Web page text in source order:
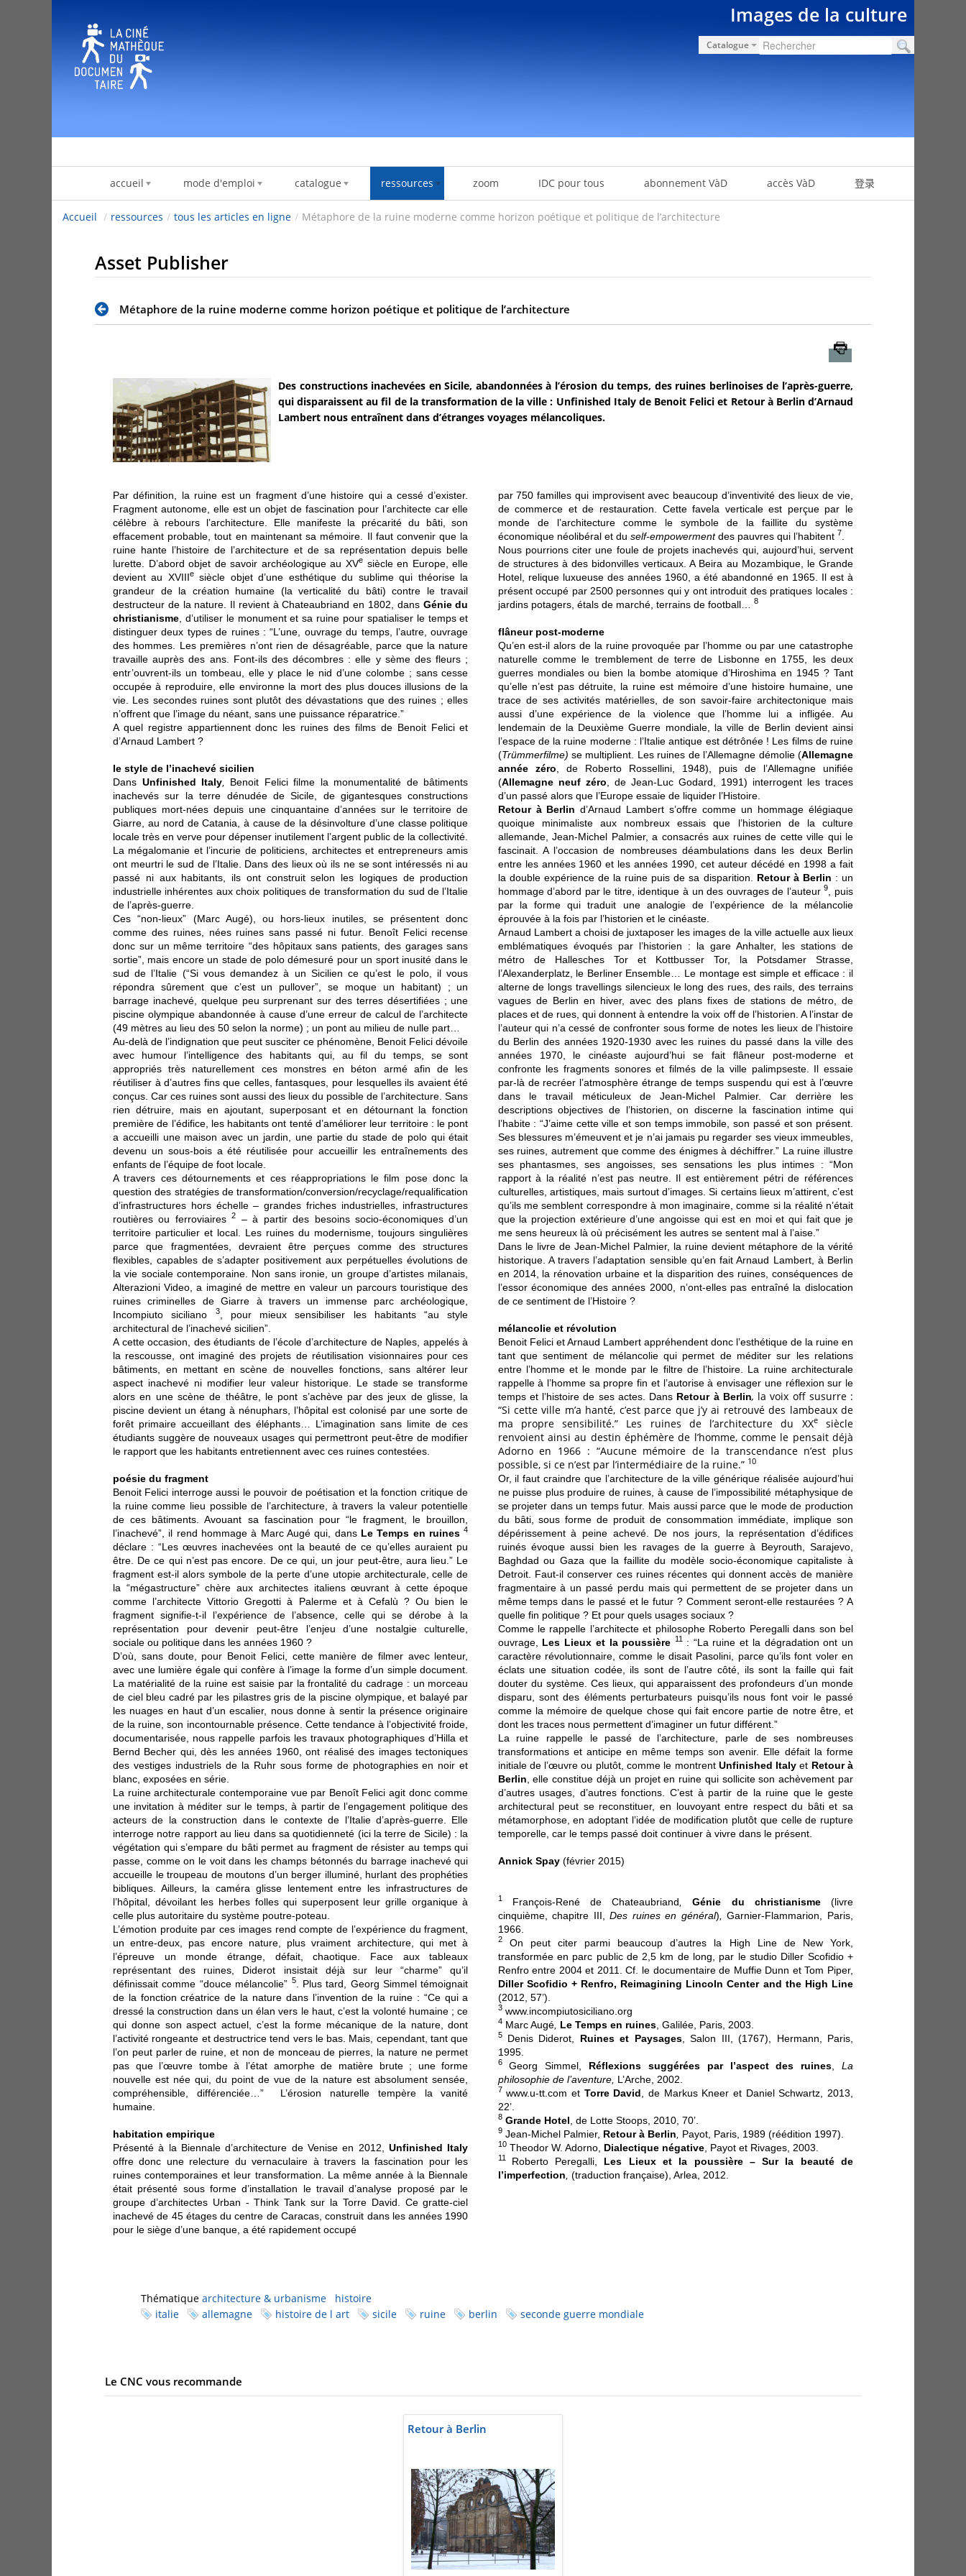
Images de la culture
Catalogue
accueil mode d'emploi catalogue ressources zoom IDC pour tous abonnement VàD accès VàD 登录
Accueil / ressources / tous les articles en ligne / Métaphore de la ruine moderne comme horizon poétique et politique de l’architecture
Asset Publisher
Métaphore de la ruine moderne comme horizon poétique et politique de l’architecture
Des constructions inachevées en Sicile, abandonnées à l’érosion du temps, des ruines berlinoises de l’après-guerre,
qui disparaissent au fil de la transformation de la ville : Unfinished Italy de Benoit Felici et Retour à Berlin d’Arnaud
Lambert nous entraînent dans d’étranges voyages mélancoliques.
Par définition, la ruine est un fragment d’une histoire qui a cessé d’exister.
Fragment autonome, elle est un objet de fascination pour l’architecte car elle
célèbre à rebours l’architecture. Elle manifeste la précarité du bâti, son
effacement probable, tout en maintenant sa mémoire. Il faut convenir que la
ruine hante l’histoire de l’architecture et de sa représentation depuis belle
lurette. D’abord objet de savoir archéologique au XVe siècle en Europe, elle
devient au XVIIIesiècle objet d’une esthétique du sublime qui théorise la
grandeur de la création humaine (la verticalité du bâti) contre le travail
destructeur de la nature. Il revient à Chateaubriand en 1802, dans Génie du
christianisme , d’utiliser le monument et sa ruine pour spatialiser le temps et
distinguer deux types de ruines : “L’une, ouvrage du temps, l’autre, ouvrage
des hommes. Les premières n’ont rien de désagréable, parce que la nature
travaille auprès des ans. Font-ils des décombres : elle y sème des fleurs ;
entr’ouvrent-ils un tombeau, elle y place le nid d’une colombe ; sans cesse
occupée à reproduire, elle environne la mort des plus douces illusions de la
vie. Les secondes ruines sont plutôt des dévastations que des ruines ; elles
n’offrent que l’image du néant, sans une puissance réparatrice.”
A quel registre appartiennent donc les ruines des films de Benoit Felici et
d’Arnaud Lambert ?
le style de l’inachevé sicilien
Dans Unfinished Italy
Benoit Felici filme la monumentalité de bâtiments
inachevés sur la terre dénudée de Sicile, de gigantesques constructions
publiques mort-nées depuis une cinquantaine d’années sur le territoire de
Giarre, au nord de Catania, à cause de la désinvolture d’une classe politique
locale très en verve pour dépenser inutilement l’argent public de la collectivité.
La mégalomanie et l’incurie de politiciens, architectes et entrepreneurs amis
ont meurtri le sud de l’Italie. Dans des lieux où ils ne se sont intéressés ni au
passé ni aux habitants, ils ont construit selon les logiques de production
industrielle inhérentes aux choix politiques de transformation du sud de l’Italie
de l’après-guerre.
Ces “non-lieux” (Marc Augé), ou hors-lieux inutiles, se présentent donc
comme des ruines, nées ruines sans passé ni futur. Benoît Felici recense
donc sur un même territoire “des hôpitaux sans patients, des garages sans
sortie”, mais encore un stade de polo démesuré pour un sport inusité dans le
sud de l’Italie (“Si vous demandez à un Sicilien ce qu’est le polo, il vous
répondra sûrement que c’est un pullover”, se moque un habitant) ; un
barrage inachevé, quelque peu surprenant sur des terres désertifiées ; une
piscine olympique abandonnée à cause d’une erreur de calcul de l’architecte
(49 mètres au lieu des 50 selon la norme) ; un pont au milieu de nulle part…
Au-delà de l’indignation que peut susciter ce phénomène, Benoit Felici dévoile
avec humour l’intelligence des habitants qui, au fil du temps, se sont
appropriés très naturellement ces monstres en béton armé afin de les
réutiliser à d’autres fins que celles, fantasques, pour lesquelles ils avaient été
conçus. Car ces ruines sont aussi des lieux du possible de l’architecture. Sans
rien détruire, mais en ajoutant, superposant et en détournant la fonction
première de l’édifice, les habitants ont tenté d’améliorer leur territoire : le pont
a accueilli une maison avec un jardin, une partie du stade de polo qui était
devenu un sous-bois a été réutilisée pour accueillir les entraînements des
enfants de l’équipe de foot locale.
A travers ces détournements et ces réappropriations le film pose donc la
question des stratégies de transformation/conversion/recyclage/requalification
d’infrastructures hors échelle – grandes friches industrielles, infrastructures
routières ou ferroviaires2
– à partir des besoins socio-économiques d’un
territoire particulier et local. Les ruines du modernisme, toujours singulières
parce que fragmentées, devraient être perçues comme des structures
flexibles, capables de s’adapter positivement aux perpétuelles évolutions de
la vie sociale contemporaine. Non sans ironie, un groupe d’artistes milanais,
Alterazioni Video, a imaginé de mettre en valeur un parcours touristique des
ruines criminelles de Giarre à travers un immense parc archéologique,
Incompiuto siciliano
3, pour mieux sensibiliser les habitants “au style
architectural de l’inachevé sicilien”.
A cette occasion, des étudiants de l’école d’architecture de Naples, appelés à
la rescousse, ont imaginé des projets de réutilisation visionnaires pour ces
bâtiments, en mettant en scène de nouvelles fonctions, sans altérer leur
aspect inachevé ni modifier leur valeur historique. Le stade se transforme
alors en une scène de théâtre, le pont s’achève par des jeux de glisse, la
piscine devient un étang à nénuphars, l’hôpital est colonisé par une sorte de
forêt primaire accueillant des éléphants… L’imagination sans limite de ces
étudiants suggère de nouveaux usages qui permettront peut-être de modifier
le rapport que les habitants entretiennent avec ces ruines contestées.
poésie du fragment
Benoit Felici interroge aussi le pouvoir de poétisation et la fonction critique de
la ruine comme lieu possible de l’architecture, à travers la valeur potentielle
de ces bâtiments. Avouant sa fascination pour “le fragment, le brouillon,
l’inachevé”, il rend hommage à Marc Augé qui, dans Le Temps en ruines 4
déclare : “Les œuvres inachevées ont la beauté de ce qu’elles auraient pu
être. De ce qui n’est pas encore. De ce qui, un jour peut-être, aura lieu.” Le
fragment est-il alors symbole de la perte d’une utopie architecturale, celle de
la “mégastructure” chère aux architectes italiens œuvrant à cette époque
comme l’architecte Vittorio Gregotti à Palerme et à Cefalù ? Ou bien le
fragment signifie-t-il l’expérience de l’absence, celle qui se dérobe à la
représentation pour devenir peut-être l’enjeu d’une nostalgie culturelle,
sociale ou politique dans les années 1960 ?
D’où, sans doute, pour Benoit Felici, cette manière de filmer avec lenteur,
avec une lumière égale qui confère à l’image la forme d’un simple document.
La matérialité de la ruine est saisie par la frontalité du cadrage : un morceau
de ciel bleu cadré par les pilastres gris de la piscine olympique, et balayé par
les nuages en haut d’un escalier, nous donne à sentir la présence originaire
de la ruine, son incontournable présence. Cette tendance à l’objectivité froide,
documentarisée, nous rappelle parfois les travaux photographiques d’Hilla et
Bernd Becher qui, dès les années 1960, ont réalisé des images tectoniques
des vestiges industriels de la Ruhr sous forme de photographies en noir et
blanc, exposées en série.
La ruine architecturale contemporaine vue par Benoît Felici agit donc comme
une invitation à méditer sur le temps, à partir de l’engagement politique des
acteurs de la construction dans le contexte de l’Italie d’après-guerre. Elle
interroge notre rapport au lieu dans sa quotidienneté (ici la terre de Sicile) : la
végétation qui s’empare du bâti permet au fragment de résister au temps qui
passe, comme on le voit dans les champs bétonnés du barrage inachevé qui
accueille le troupeau de moutons d’un berger illuminé, hurlant des prophéties
bibliques. Ailleurs, la caméra glisse lentement entre les infrastructures de
l’hôpital, dévoilant les herbes folles qui superposent leur grille organique à
celle plus autoritaire du système poutre-poteau.
L’émotion produite par ces images rend compte de l’expérience du fragment,
un entre-deux, pas encore nature, plus vraiment architecture, qui met à
l’épreuve un monde étrange, défait, chaotique. Face aux tableaux
représentant des ruines, Diderot insistait déjà sur leur “charme” qu’il
définissait comme “douce mélancolie” 5. Plus tard, Georg Simmel témoignait
de la fonction créatrice de la nature dans l’invention de la ruine : “Ce qui a
dressé la construction dans un élan vers le haut, c’est la volonté humaine ; ce
qui donne son aspect actuel, c’est la forme mécanique de la nature, dont
l’activité rongeante et destructrice tend vers le bas. Mais, cependant, tant que
l’on peut parler de ruine, et non de monceau de pierres, la nature ne permet
pas que l’œuvre tombe à l’état amorphe de matière brute ; une forme
nouvelle est née qui, du point de vue de la nature est absolument sensée,
compréhensible, différenciée…” L’érosion naturelle tempère la vanité
humaine.
habitation empirique
Présenté à la Biennale d’architecture de Venise en 2012,Unfinished Italy
offre donc une relecture du vernaculaire à travers la fascination pour les
ruines contemporaines et leur transformation. La même année à la Biennale
était présenté sous forme d’installation le travail d’analyse proposé par le
groupe d’architectes Urban - Think Tank sur la Torre David. Ce gratte-ciel
inachevé de 45 étages du centre de Caracas, construit dans les années 1990
pour le siège d’une banque, a été rapidement occupé
par 750 familles qui improvisent avec beaucoup d’inventivité des lieux de vie,
de commerce et de restauration. Cette favela verticale est perçue par le
monde de l’architecture comme le symbole de la faillite du système
économique néolibéral et du self-empowermentdes pauvres qui l’habitent 7
Nous pourrions citer une foule de projets inachevés qui, aujourd’hui, servent
de structures à des bidonvilles verticaux. A Beira au Mozambique, le Grande
Hotel, relique luxueuse des années 1960, a été abandonné en 1965. Il est à
présent occupé par 2500 personnes qui y ont introduit des pratiques locales :
jardins potagers, étals de marché, terrains de football…
8
flâneur post-moderne
Qu’en est-il alors de la ruine provoquée par l’homme ou par une catastrophe
naturelle comme le tremblement de terre de Lisbonne en 1755, les deux
guerres mondiales ou bien la bombe atomique d’Hiroshima en 1945 ? Tant
qu’elle n’est pas détruite, la ruine est mémoire d’une histoire humaine, une
trace de ses activités matérielles, de son savoir-faire architectonique mais
aussi d’une expérience de la violence que l’homme lui a infligée. Au
lendemain de la Deuxième Guerre mondiale, la ville de Berlin devient ainsi
l’espace de la ruine moderne : l’Italie antique est détrônée ! Les films de ruine
(Trümmerfilme)se multiplient. Les ruines de l’Allemagne démolie (Allemagne
année zéro , de Roberto Rossellini, 1948), puis de l’Allemagne unifiée
(Allemagne neuf zéro , de Jean-Luc Godard, 1991) interrogent les traces
d’un passé alors que l’Europe essaie de liquider l’Histoire.
Retour à Berlin d’Arnaud Lambert s’offre comme un hommage élégiaque
quoique minimaliste aux nombreux essais que l’historien de la culture
allemande, Jean-Michel Palmier, a consacrés aux ruines de cette ville qui le
fascinait. A l’occasion de nombreuses déambulations dans les deux Berlin
entre les années 1960 et les années 1990, cet auteur décédé en 1998 a fait
la double expérience de la ruine puis de sa disparition. Retour à Berlin : un
hommage d’abord par le titre, identique à un des ouvrages de l’auteur9
, puis
par la forme qui traduit une analogie de l’expérience de la mélancolie
éprouvée à la fois par l’historien et le cinéaste.
Arnaud Lambert a choisi de juxtaposer les images de la ville actuelle aux lieux
emblématiques évoqués par l’historien : la gare Anhalter, les stations de
métro de Hallesches Tor et Kottbusser Tor, la Potsdamer Strasse,
l’Alexanderplatz, le Berliner Ensemble… Le montage est simple et efficace : il
alterne de longs travellings silencieux le long des rues, des rails, des terrains
vagues de Berlin en hiver, avec des plans fixes de stations de métro, de
places et de rues, qui donnent à entendre la voix off de l’historien. A l’instar de
l’auteur qui n’a cessé de confronter sous forme de notes les lieux de l’histoire
du Berlin des années 1920-1930 avec les ruines du passé dans la ville des
années 1970, le cinéaste aujourd’hui se fait flâneur post-moderne et
confronte les fragments sonores et filmés de la ville palimpseste. Il essaie
par-là de recréer l’atmosphère étrange de temps suspendu qui est à l’œuvre
dans le travail méticuleux de Jean-Michel Palmier. Car derrière les
descriptions objectives de l’historien, on discerne la fascination intime qui
l’habite : “J’aime cette ville et son temps immobile, son passé et son présent.
Ses blessures m’émeuvent et je n’ai jamais pu regarder ses vieux immeubles,
ses ruines, autrement que comme des énigmes à déchiffrer.” La ruine illustre
ses phantasmes, ses angoisses, ses sensations les plus intimes : “Mon
rapport à la réalité n’est pas neutre. Il est entièrement pétri de références
culturelles, artistiques, mais surtout d’images. Si certains lieux m’attirent, c’est
qu’ils me semblent correspondre à mon imaginaire, comme si la réalité n’était
que la projection extérieure d’une angoisse qui est en moi et qui fait que je
me sens heureux là où précisément les autres se sentent mal à l’aise.”
Dans le livre de Jean-Michel Palmier, la ruine devient métaphore de la vérité
historique. A travers l’adaptation sensible qu’en fait Arnaud Lambert, à Berlin
en 2014, la rénovation urbaine et la disparition des ruines, conséquences de
l’essor économique des années 2000, n’ont-elles pas entraîné la dislocation
de ce sentiment de l’Histoire ?
mélancolie et révolution
Benoit Felici et Arnaud Lambert appréhendent donc l’esthétique de la ruine en
tant que sentiment de mélancolie qui permet de méditer sur les relations
entre l’homme et le monde par le filtre de l’histoire. La ruine architecturale
rappelle à l’homme sa proprefin et l’autorise à envisager une réflexion sur le
temps et l’histoire de ses actes. Dans Retour à Berlin, la voix off susurre :
“Si cette ville m’a hanté, c’est parce que j’y ai retrouvé des lambeaux de
ma propre sensibilité.” Les ruines de l’architecture du XXesiècle
renvoient ainsi au destin éphémère de l’homme, comme le pensait déjà
Adorno en 1966 : “Aucune mémoire de la transcendance n’est plus
possible, si ce n’est par l’intermédiaire de la ruine.” 10
Or, il faut craindre que l’architecture de la ville générique réalisée aujourd’hui
ne puisse plus produire de ruines, à cause de l’impossibilité métaphysique de
se projeter dans un temps futur. Mais aussi parce que le mode de production
du bâti, sous forme de produit deconsommation immédiate, implique son
dépérissement à peine achevé. De nos jours, la représentation d’édifices
ruinés évoque aussi bien les ravages de la guerre à Beyrouth, Sarajevo,
Baghdad ou Gaza que la faillite du modèle socio-économique capitaliste à
Detroit. Faut-il conserver ces ruines récentes qui donnent accès de manière
fragmentaire à un passé perdu mais qui permettent de se projeter dans un
même temps dans le passé et le futur ? Comment seront-elle restaurées ? A
quelle fin politique ? Et pour quels usages sociaux ?
Comme le rappelle l’architecte et philosophe Roberto Peregalli dans son bel
ouvrage, Les Lieux et la poussière11 : “La ruine et la dégradation ont un
caractère révolutionnaire, comme le disait Pasolini, parce qu’ils font voler en
éclats une situation codée, ils sont de l’autre côté, ils sont la faille qui fait
douter du système. Ces lieux, qui apparaissent des profondeurs d’un monde
disparu, sont des éléments perturbateurs puisqu’ils nous font voir le passé
comme la mémoire de quelque chose qui fait encore partie de notre être, et
dont les traces nous permettent d’imaginer un futur différent.”
La ruine rappelle le passé de l’architecture, parle de ses nombreuses
transformations et anticipe en même temps son avenir. Elle défait la forme
initiale de l’œuvre ou plutôt, comme le montrent Unfinished Italy et Retour à
Berlin , elle constitue déjà un projet en ruine qui sollicite son achèvement par
d’autres usages, d’autres fonctions. C’est à partir de la ruine que le geste
architectural peut se reconstituer, en louvoyant entre respect du bâti et sa
métamorphose, en adoptant l’idée de modification plutôt que celle de rupture
temporelle, car le temps passé doit continuer à vivre dans le présent.
Annick Spay (février 2015)
1 François-René de Chateaubriand ,Génie du christianisme(livre
cinquième, chapitre III,Des ruines en général)
Garnier-Flammarion, Paris,
1966.
2On peut citer parmi beaucoup d’autres la High Line de New York,
transformée en parc public de 2,5 km de long, par le studio Diller Scofidio +
Renfro entre 2004 et 2011. Cf. le documentaire de Muffie Dunn et Tom Piper,
Diller Scofidio + Renfro, Reimagining Lincoln Center and the High Line
(2012, 57’).
3 www.incompiutosiciliano.org
4Marc Augé, Le Temps en ruines, Galilée, Paris, 2003.
5Denis Diderot, Ruines et Paysages, Salon III, (1767), Hermann, Paris,
1995.
6Georg Simmel, Réflexions suggérées par l’aspect des ruines ,La
philosophie de l’aventure, L’Arche, 2002.
7 www.u-tt.com et Torre David , de Markus Kneer et Daniel Schwartz, 2013,
22’.
8 Grande Hotel , de Lotte Stoops, 2010, 70’.
9Jean-Michel Palmier, Retour à Berlin Payot, Paris, 1989 (réédition 1997).
10Theodor W. Adorno, Dialectique négative, Payot et Rivages, 2003.
11 Roberto Peregalli, Les Lieux et la poussière – Sur la beauté de
l’imperfection (traduction française), Arlea, 2012.
Thématique architecture & urbanisme
histoire
italie
allemagne histoire de l art sicile ruine berlin seconde guerre mondiale
Le CNC vous recommande
Retour à Berlin